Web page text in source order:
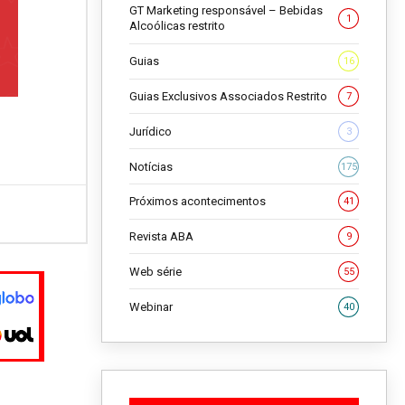
GT Marketing responsável – Bebidas
Alcoólicas restrito
1
Guias 16
Guias Exclusivos Associados Restrito 7
Jurídico 3
Notícias 175
Próximos acontecimentos 41
Revista ABA 9
Web série 55
Webinar 40